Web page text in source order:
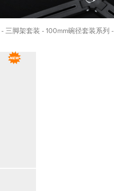
- 三脚架套装 - 100mm碗径套装系列